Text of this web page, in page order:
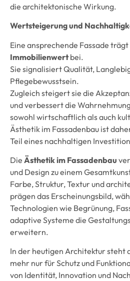
die architektonische Wirkung.
Wertsteigerung und
Eine ansprechende Fassade
Immobilienwertbei.
Sie signalisiert Qualität,
Pflegebewusstsein.
Zugleich steigert sie die
und verbessert die
sowohl wirtschaftlich als auch
Ästhetik im Fassadenbau ist
Teil eines nachhaltigen
Die Ästhetik im Fassadenbau
und Design zu einem
Farbe, Struktur, Textur und
prägen das Erscheinungsbild,
Technologien wie Begrünung,
adaptive Systeme die
erweitern.
In der heutigen Architektur steht
mehr nur für Schutz und
von Identität, Innovation und